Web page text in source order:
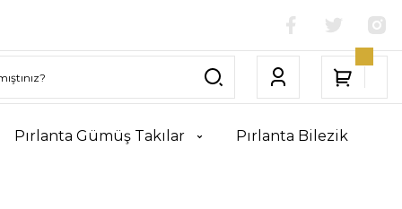
Pırlanta Gümüş Takılar Pırlanta Bilezik